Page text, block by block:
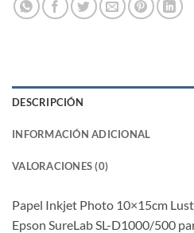
DESCRIPCIÓN
INFORMACIÓN ADICIONAL
VALORACIONES (0)
Papel Inkjet Photo 10×15cm
Epson SureLab SL-D1000/500